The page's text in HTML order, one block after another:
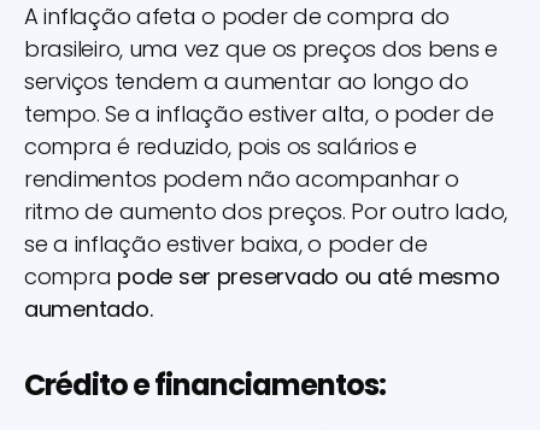
A inflação afeta o poder de compra do
brasileiro, uma vez que os preços dos bens e
serviços tendem a aumentar ao longo do
tempo. Se a inflação estiver alta, o poder de
compra é reduzido, pois os salários e
rendimentos podem não acompanhar o
ritmo de aumento dos preços. Por outro lado,
se a inflação estiver baixa, o poder de
compra pode ser preservado ou até mesmo
aumentado.
Crédito e financiamentos: